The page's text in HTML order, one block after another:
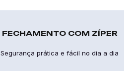
FECHAMENTO COM ZÍPER
Segurança prática e fácil no dia a dia